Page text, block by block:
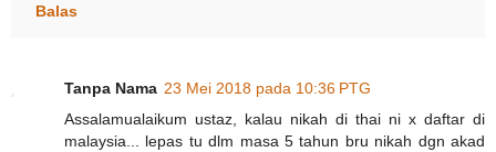
Balas
Tanpa Nama 23 Mei 2018 pada 10:36 PTG
Assalamualaikum ustaz, kalau nikah di thai ni x daftar di
malaysia... lepas tu dlm masa 5 tahun bru nikah dgn akad